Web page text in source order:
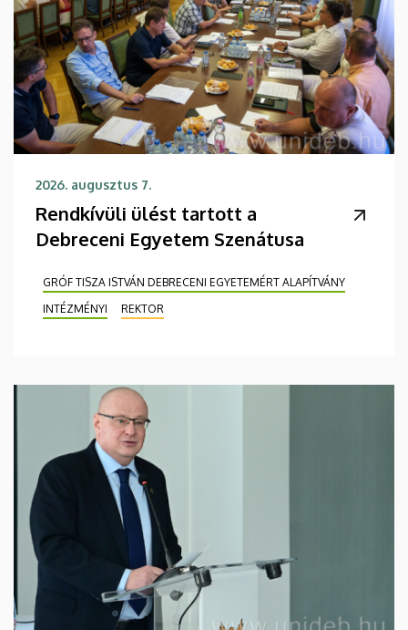
2026. augusztus 7.
Rendkívüli ülést tartott a
Debreceni Egyetem Szenátusa
GRÓF TISZA ISTVÁN DEBRECENI EGYETEMÉRT ALAPÍTVÁNY
INTÉZMÉNYI
REKTOR